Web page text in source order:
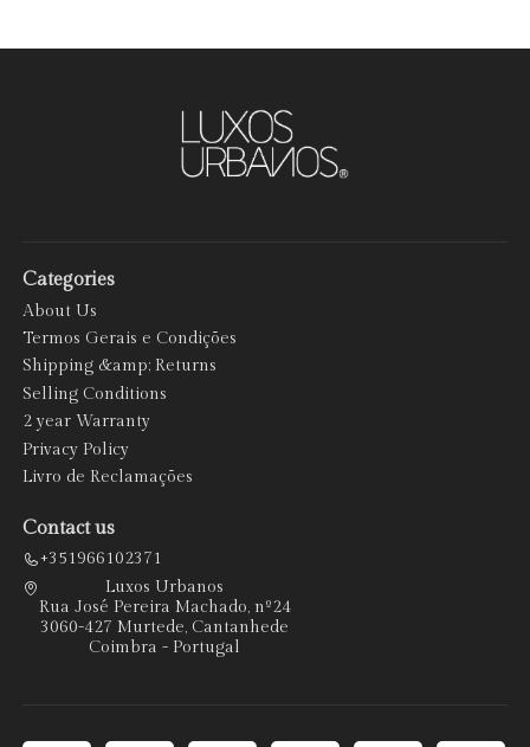
Categories
About Us
Termos Gerais e Condições
Shipping &amp; Returns
Selling Conditions
2 year Warranty
Privacy Policy
Livro de Reclamações
Contact us
+351966102371
Luxos Urbanos
Rua José Pereira Machado, nº24
3060-427 Murtede, Cantanhede
Coimbra - Portugal